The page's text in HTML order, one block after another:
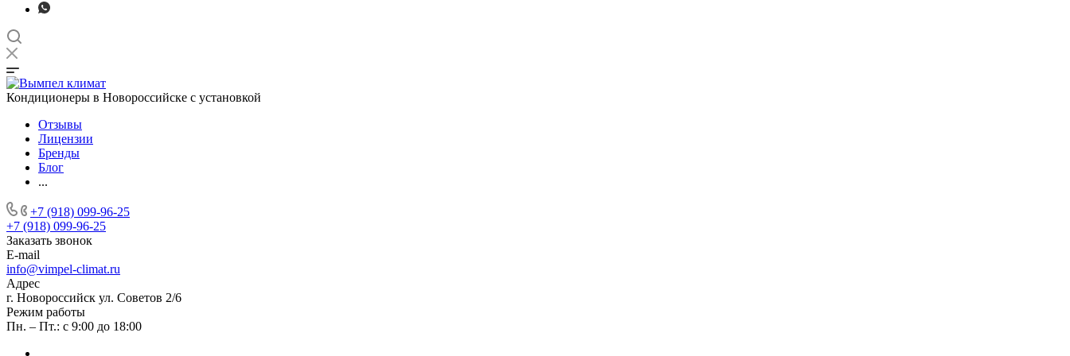
Кондиционеры в Новороссийске с установкой
Отзывы
Лицензии
Бренды
Блог
...
+7 (918) 099-96-25
+7 (918) 099-96-25
Заказать звонок
E-mail
info@vimpel-climat.ru
Адрес
г. Новороссийск ул. Советов 2/6
Режим работы
Пн. – Пт.: с 9:00 до 18:00